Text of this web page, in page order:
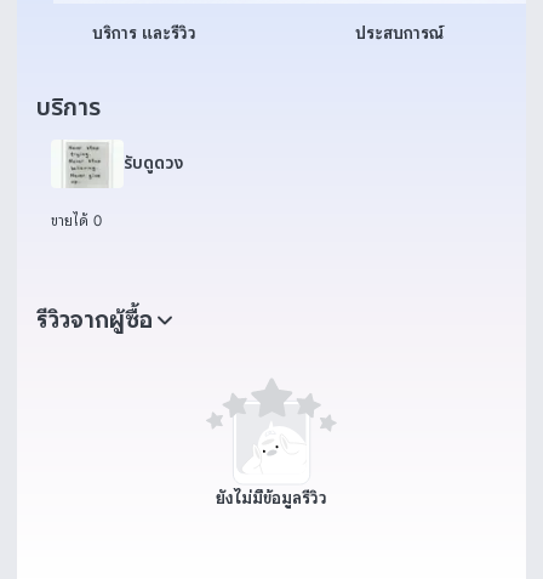
บริการ และรีวิว ประสบการณ์
บริการ
รับดูดวง
ขายได้ 0
รีวิวจากผู้ซื้อ
ยังไม่มีข้อมูลรีวิว